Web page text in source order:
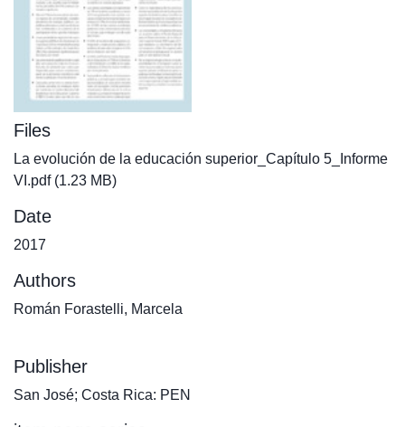
Files
La evolución de la educación superior_Capítulo 5_Informe
VI.pdf(1.23 MB)
Date
2017
Authors
Román Forastelli, Marcela
Publisher
San José; Costa Rica: PEN